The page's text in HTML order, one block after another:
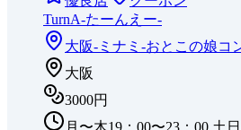
TurnA-たーんえー-
大阪-ミナミ-おとこの娘コ
大阪
3000円